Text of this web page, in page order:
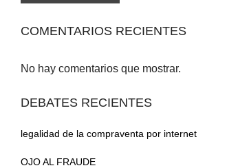
COMENTARIOS RECIENTES
No hay comentarios que mostrar.
DEBATES RECIENTES
legalidad de la compraventa por internet
OJO AL FRAUDE